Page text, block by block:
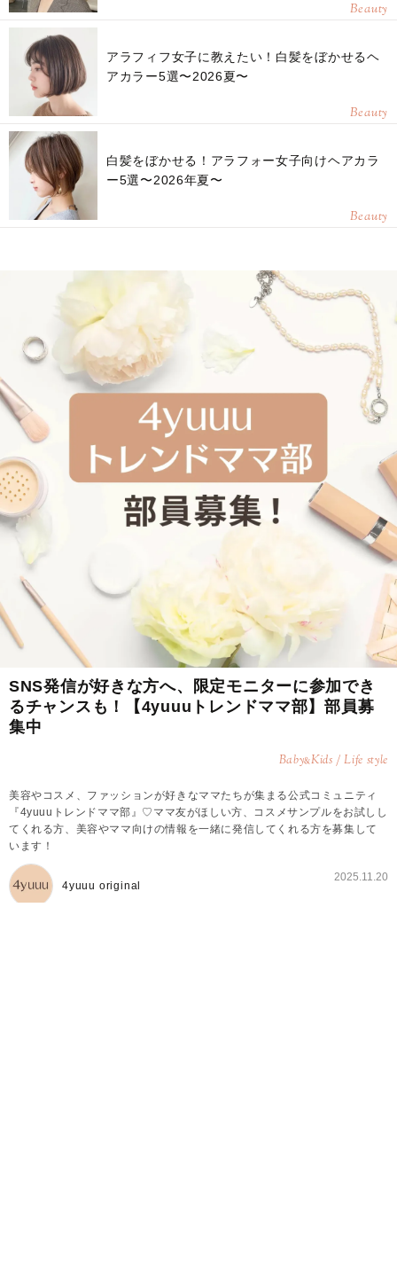
Beauty
アラフィフ女子に教えたい！白髪をぼかせるヘ
アカラー5選〜2026夏〜
Beauty
白髪をぼかせる！アラフォー女子向けヘアカラ
ー5選〜2026年夏〜
Beauty
SNS発信が好きな方へ、限定モニターに参加でき
るチャンスも！【4yuuuトレンドママ部】部員募
集中
Baby&Kids / Life style
美容やコスメ、ファッションが好きなママたちが集まる公式コミュニティ
『4yuuuトレンドママ部』♡ママ友がほしい方、コスメサンプルをお試しし
てくれる方、美容やママ向けの情報を一緒に発信してくれる方を募集して
います！
4yuuu original
2025.11.20